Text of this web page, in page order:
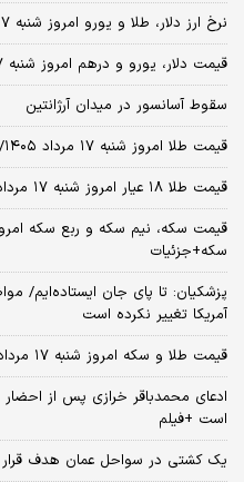
نرخ ارز دلار، طلا و یورو امروز شنبه ۱۷ مرداد ۱۴۰۵/ رشد قیمت طلا و سکه
قیمت دلار، یورو و درهم امروز شنبه ۱۷ مرداد ۱۴۰۵ |کاهش قیمت دلار
سقوط آسانسور در میدان آرژانتین
قیمت طلا امروز شنبه ۱۷ مرداد ۱۴۰۵/افزایش قیمت طلا
قیمت طلا ۱۸ عیار امروز شنبه ۱۷ مرداد ۱۴۰۵/افزایش قیمت طلا
سکه+جزئیات
پزشکیان: تا پای جان ایستاده‌ایم/
آمریکا تغییر نکرده است
قیمت طلا و سکه امروز شنبه ۱۷ مرداد ۱۴۰۵/افزایش قیمت طلا و سکه
ادعای محمدباقر خرازی پس از
است +فیلم
یک کشتی در سواحل عمان هدف